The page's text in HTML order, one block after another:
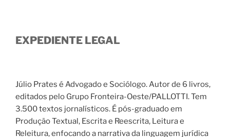
EXPEDIENTE LEGAL
Júlio Prates é Advogado e Sociólogo. Autor de 6 livros,
editados pelo Grupo Fronteira-Oeste/PALLOTTI. Tem
3.500 textos jornalísticos. É pós-graduado em
Produção Textual, Escrita e Reescrita, Leitura e
Releitura, enfocando a narrativa da linguagem jurídica